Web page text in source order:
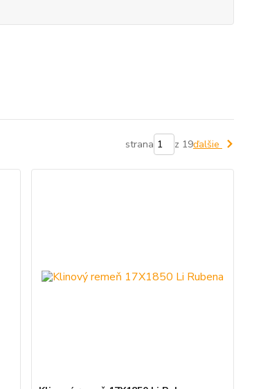
strana z 19ďalšie